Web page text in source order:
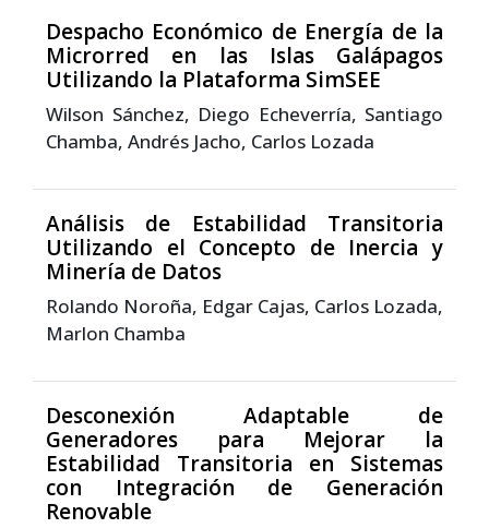
Despacho Económico de Energía de la
Microrred en las Islas Galápagos
Utilizando la Plataforma SimSEE
Wilson Sánchez, Diego Echeverría, Santiago
Chamba, Andrés Jacho, Carlos Lozada
Análisis de Estabilidad Transitoria
Utilizando el Concepto de Inercia y
Minería de Datos
Rolando Noroña, Edgar Cajas, Carlos Lozada,
Marlon Chamba
Desconexión Adaptable de
Generadores para Mejorar la
Estabilidad Transitoria en Sistemas
con Integración de Generación
Renovable